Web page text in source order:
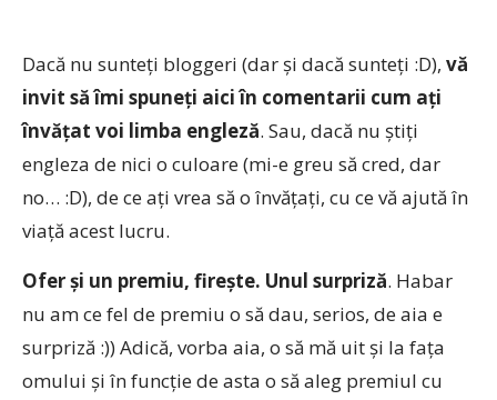
Dacă nu sunteţi bloggeri (dar şi dacă sunteţi :D), vă
invit să îmi spuneţi aici în comentarii cum aţi
învăţat voi limba engleză. Sau, dacă nu ştiţi
engleza de nici o culoare (mi-e greu să cred, dar
no… :D), de ce aţi vrea să o învăţaţi, cu ce vă ajută în
viaţă acest lucru.
Ofer şi un premiu, fireşte. Unul surpriză. Habar
nu am ce fel de premiu o să dau, serios, de aia e
surpriză :)) Adică, vorba aia, o să mă uit şi la faţa
omului şi în funcţie de asta o să aleg premiul cu